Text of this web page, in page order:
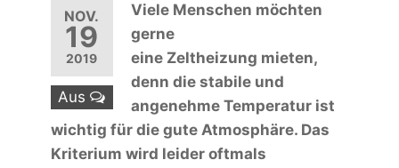
NOV.
19
2019
Aus
Viele Menschen möchten
gerne
eine Zeltheizung mieten,
denn die stabile und
angenehme Temperatur ist
wichtig für die gute Atmosphäre. Das
Kriterium wird leider oftmals